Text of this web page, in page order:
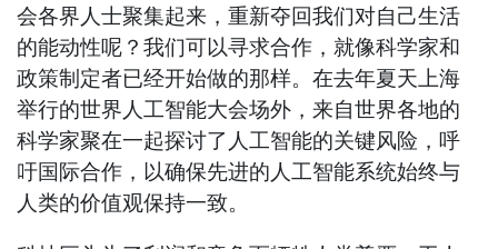
会各界人士聚集起来，重新夺回我们对自己生活
的能动性呢？我们可以寻求合作，就像科学家和
政策制定者已经开始做的那样。在去年夏天上海
举行的世界人工智能大会场外，来自世界各地的
科学家聚在一起探讨了人工智能的关键风险，呼
吁国际合作，以确保先进的人工智能系统始终与
人类的价值观保持一致。